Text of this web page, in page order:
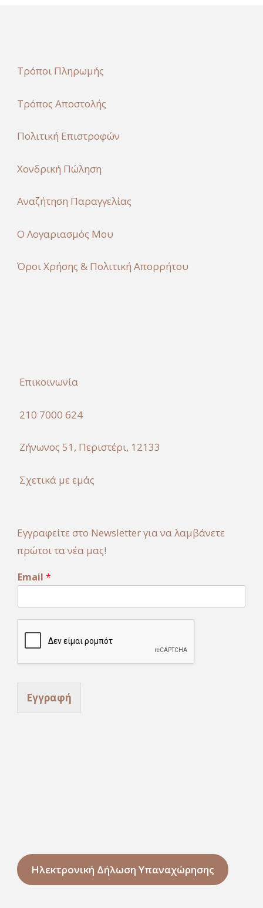
Τρόποι Πληρωμής
Τρόπος Αποστολής
Πολιτική Επιστροφών
Χονδρική Πώληση
Αναζήτηση Παραγγελίας
Ο Λογαριασμός Μου
Όροι Χρήσης & Πολιτική Απορρήτου
Επικοινωνία
210 7000 624
Ζήνωνος 51, Περιστέρι, 12133
Σχετικά με εμάς
Εγγραφείτε στο Newsletter για να λαμβάνετε
πρώτοι τα νέα μας!
E
m
i
l
Email *
Εγγραφή
Ηλεκτρονική Δήλωση Υπαναχώρησης